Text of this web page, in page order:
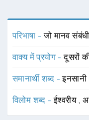
परिभाषा -जो मानव
वाक्य में प्रयोग -दूसरों
समानार्थी शब्द -इनसानी
विलोम शब्द -ईश्वरीय ,